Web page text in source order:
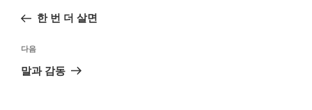
색
전
한 번 더 살면
다
음
다음
말과 감동